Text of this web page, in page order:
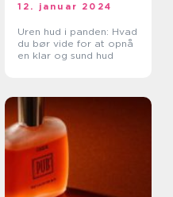
12. januar 2024
Uren hud i panden: Hvad
du bør vide for at opnå
en klar og sund hud